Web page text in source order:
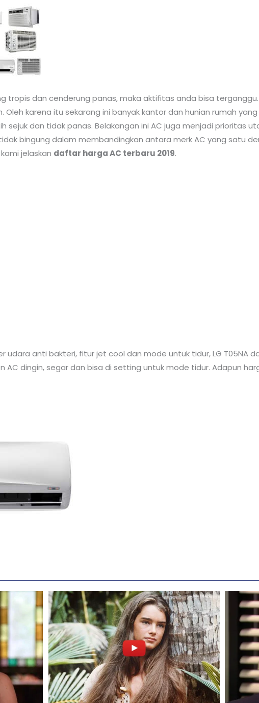
tropis dan cenderung panas, maka aktifitas anda bisa
Oleh karena itu sekarang ini banyak kantor dan hunian rumah
sejuk dan tidak panas. Belakangan ini AC juga menjadi prioritas
bingung dalam membandingkan antara merk AC yang satu
jelaskan daftar harga AC terbaru 2019.
udara anti bakteri, fitur jet cool dan mode untuk tidur, LG T05NA
AC dingin, segar dan bisa di setting untuk mode tidur. Adapun